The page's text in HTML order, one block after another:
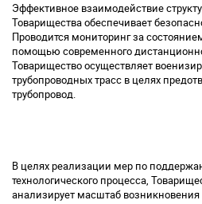
Эффективное взаимодействие
Товарищества обеспечивает
Проводится мониторинг за
помощью современного
Товарищество осуществляет
трубопроводных трасс в целях
трубопровод.
В целях реализации мер по
технологического процесса,
анализирует масштаб